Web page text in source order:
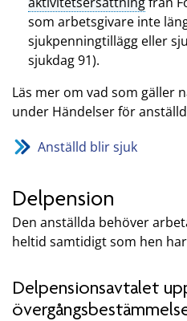
som arbetsgivare inte
sjukpenningtillägg eller
sjukdag 91).
Läs mer om vad som gäller
under Händelser för
Anställd blir sjuk
Delpension
Den anställda behöver
heltid samtidigt som hen har
Delpensionsavtalet